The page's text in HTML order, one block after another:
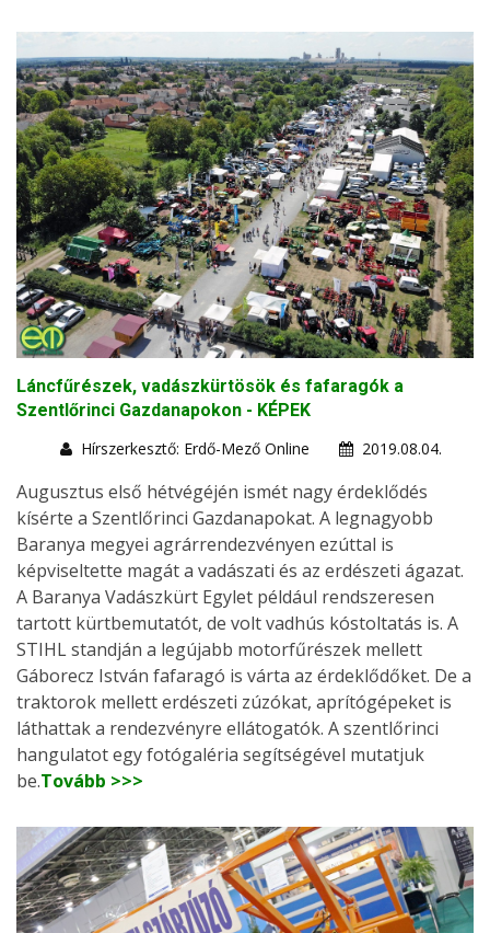
Láncfűrészek, vadászkürtösök és fafaragók a
Szentlőrinci Gazdanapokon - KÉPEK
Hírszerkesztő: Erdő-Mező Online
2019.08.04.
Augusztus első hétvégéjén ismét nagy érdeklődés
kísérte a Szentlőrinci Gazdanapokat. A legnagyobb
Baranya megyei agrárrendezvényen ezúttal is
képviseltette magát a vadászati és az erdészeti ágazat.
A Baranya Vadászkürt Egylet például rendszeresen
tartott kürtbemutatót, de volt vadhús kóstoltatás is. A
STIHL standján a legújabb motorfűrészek mellett
Gáborecz István fafaragó is várta az érdeklődőket. De a
traktorok mellett erdészeti zúzókat, aprítógépeket is
láthattak a rendezvényre ellátogatók. A szentlőrinci
hangulatot egy fotógaléria segítségével mutatjuk
be.Tovább >>>